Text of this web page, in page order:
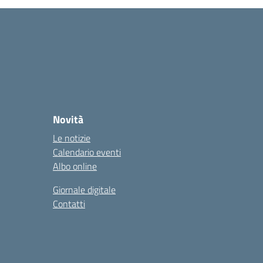
Novità
Le notizie
Calendario eventi
Albo online
Giornale digitale
Contatti